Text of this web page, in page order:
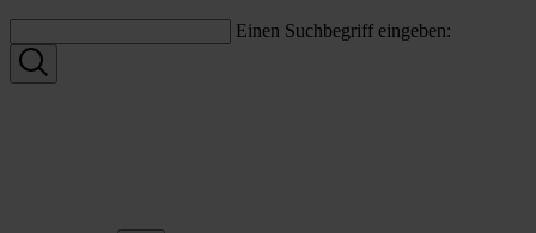
Einen Suchbegriff eingeben: